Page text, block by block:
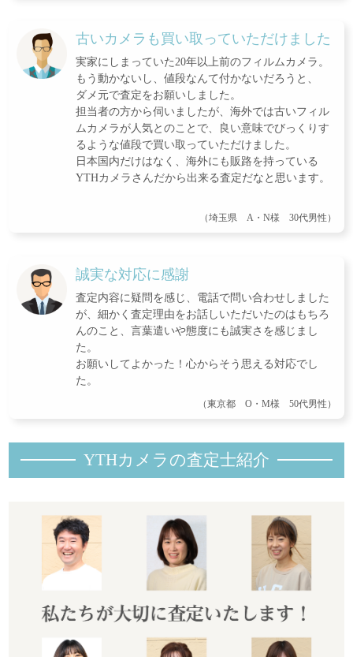
古いカメラも買い取っていただけました
実家にしまっていた20年以上前のフィルムカメラ。
もう動かないし、値段なんて付かないだろうと、
ダメ元で査定をお願いしました。
担当者の方から伺いましたが、海外では古いフィル
ムカメラが人気とのことで、良い意味でびっくりす
るような値段で買い取っていただけました。
日本国内だけはなく、海外にも販路を持っている
YTHカメラさんだから出来る査定だなと思います。
（埼玉県 A・N様 30代男性）
誠実な対応に感謝
査定内容に疑問を感じ、電話で問い合わせしました
が、細かく査定理由をお話しいただいたのはもちろ
んのこと、言葉遣いや態度にも誠実さを感じまし
た。
お願いしてよかった！心からそう思える対応でし
た。
（東京都 O・M様 50代男性）
YTHカメラの査定士紹介